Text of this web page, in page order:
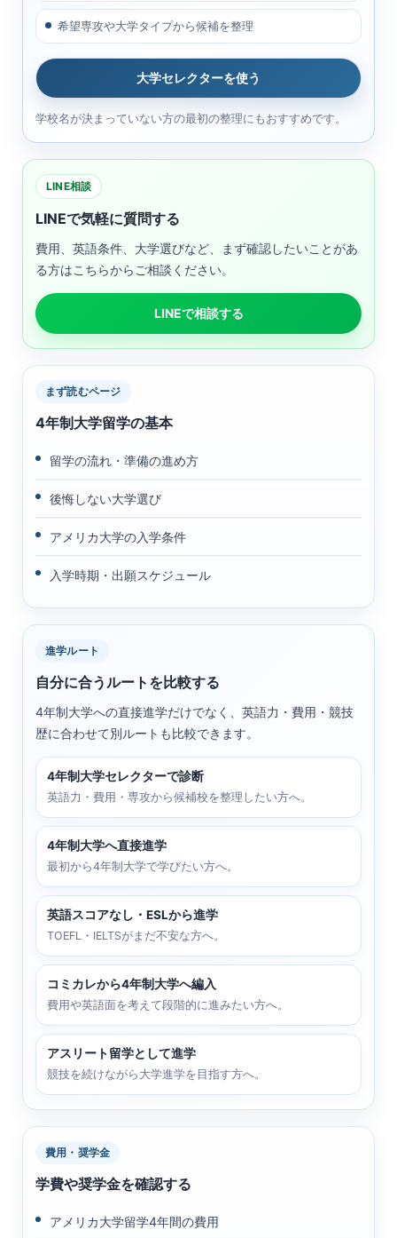
希望専攻や大学タイプから候補を整理
大学セレクターを使う
学校名が決まっていない方の最初の整理にもおすすめです。
LINE相談
LINEで気軽に質問する
費用、英語条件、大学選びなど、まず確認したいことがあ
る方はこちらからご相談ください。
LINEで相談する
まず読むページ
4年制大学留学の基本
留学の流れ・準備の進め方
後悔しない大学選び
アメリカ大学の入学条件
入学時期・出願スケジュール
進学ルート
自分に合うルートを比較する
4年制大学への直接進学だけでなく、英語力・費用・競技
歴に合わせて別ルートも比較できます。
4年制大学セレクターで診断
英語力・費用・専攻から候補校を整理したい方へ。
4年制大学へ直接進学
最初から4年制大学で学びたい方へ。
英語スコアなし・ESLから進学
TOEFL・IELTSがまだ不安な方へ。
コミカレから4年制大学へ編入
費用や英語面を考えて段階的に進みたい方へ。
アスリート留学として進学
競技を続けながら大学進学を目指す方へ。
費用・奨学金
学費や奨学金を確認する
アメリカ大学留学4年間の費用